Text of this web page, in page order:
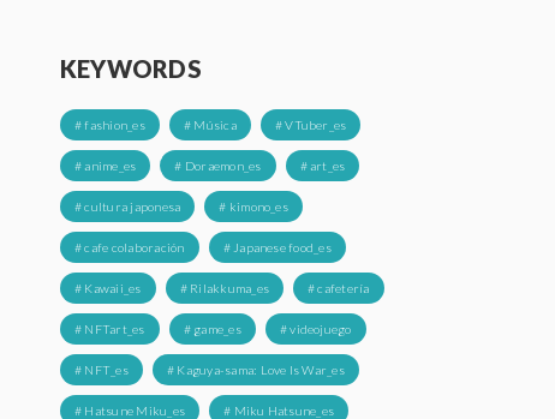
KEYWORDS
# fashion_es # Música # VTuber_es
# anime_es # Doraemon_es # art_es
# cultura japonesa # kimono_es
# cafe colaboración # Japanese food_es
# Kawaii_es # Rilakkuma_es # cafetería
# NFTart_es # game_es # videojuego
# NFT_es # Kaguya-sama: Love Is War_es
# Hatsune Miku_es # Miku Hatsune_es